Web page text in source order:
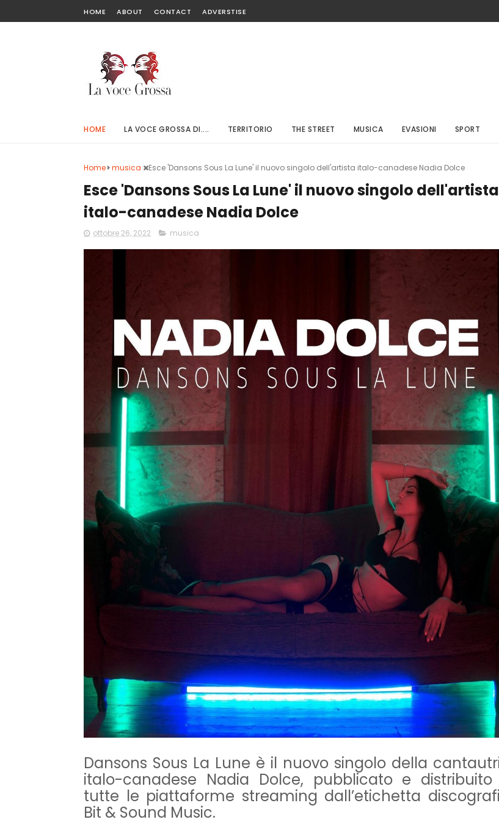
HOME ABOUT CONTACT ADVERSTISE
HOME LA VOCE GROSSA DI.... TERRITORIO THE STREET MUSICA EVASIONI SPORT
Home musica Esce 'Dansons Sous La Lune' il nuovo singolo dell'artista italo-canadese Nadia Dolce
Esce 'Dansons Sous La Lune' il nuovo singolo dell'artista
italo-canadese Nadia Dolce
ottobre 26, 2022 musica
Dansons Sous La Lune è il nuovo singolo della
italo-canadese Nadia Dolce, pubblicato e distribuito
tutte le piattaforme streaming dall’etichetta
Bit & Sound Music.